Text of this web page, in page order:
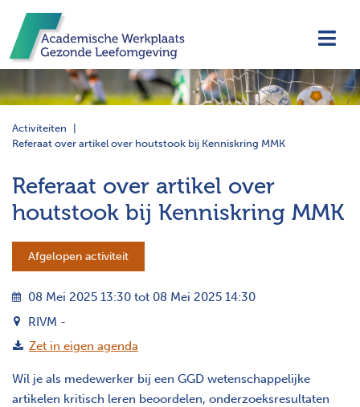
Activiteiten
Referaat over artikel over houtstook bij Kenniskring MMK
Referaat over artikel over
houtstook bij Kenniskring MMK
Afgelopen activiteit
08 Mei 2025 13:30 tot 08 Mei 2025 14:30
RIVM -
Zet in eigen agenda
Wil je als medewerker bij een GGD wetenschappelijke
artikelen kritisch leren beoordelen, onderzoeksresultaten